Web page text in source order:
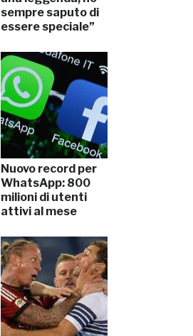
sempre saputo di
essere speciale”
Nuovo record per
WhatsApp: 800
milioni di utenti
attivi al mese